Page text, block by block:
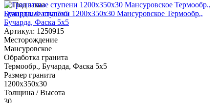
Под заказ
Гранитные ступени 1200x350x30 Мансуровское Термообр.,
Бучарда, Фаска 5x5
Артикул: 1250915
Месторождение
Мансуровское
Обработка гранита
Термообр., Бучарда, Фаска 5x5
Размер гранита
1200x350x30
Толщина / Высота